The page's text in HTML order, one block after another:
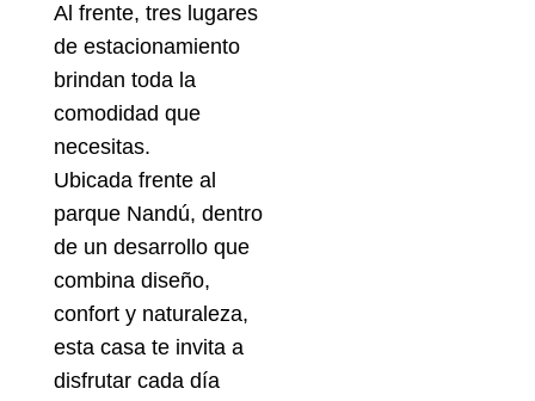
Al frente, tres lugares
de estacionamiento
brindan toda la
comodidad que
necesitas.
Ubicada frente al
parque Nandú, dentro
de un desarrollo que
combina diseño,
confort y naturaleza,
esta casa te invita a
disfrutar cada día